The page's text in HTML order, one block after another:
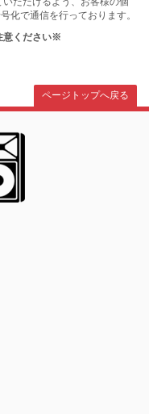
化で通信を行っております。
意ください※
ページトップへ戻る